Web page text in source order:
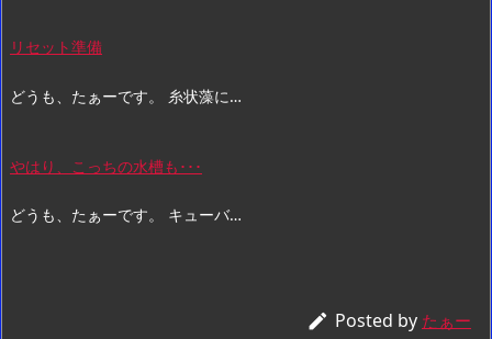
リセット準備
どうも、たぁーです。 糸状藻に…
やはり、こっちの水槽も･･･
どうも、たぁーです。 キューバ…
 Posted by たぁー